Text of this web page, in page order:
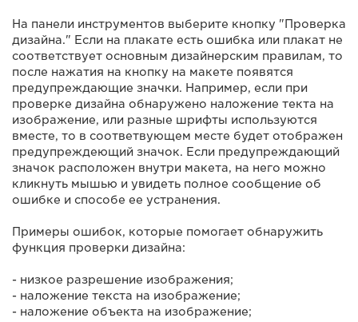
На панели инструментов выберите кнопку "Проверка
дизайна." Если на плакате есть ошибка или плакат не
соответствует основным дизайнерским правилам, то
после нажатия на кнопку на макете появятся
предупреждающие значки. Например, если при
проверке дизайна обнаружено наложение текта на
изображение, или разные шрифты используются
вместе, то в соответвующем месте будет отображен
предупреждеющий значок. Если предупреждающий
значок расположен внутри макета, на него можно
кликнуть мышью и увидеть полное сообщение об
ошибке и способе ее устранения.
Примеры ошибок, которые помогает обнаружить
функция проверки дизайна:
- низкое разрешение изображения;
- наложение текста на изображение;
- наложение объекта на изображение;